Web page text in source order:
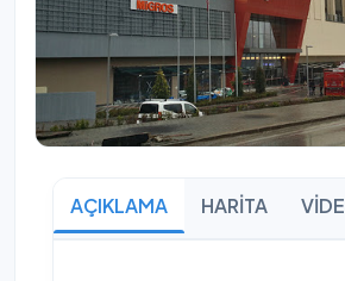
AÇIKLAMA HARİTA